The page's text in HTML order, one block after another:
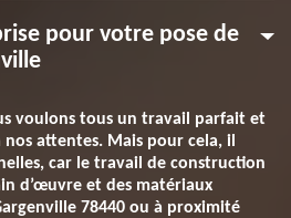
pour votre pose de
voulons tous un travail parfait et
attentes. Mais pour cela, il
car le travail de construction
d’œuvre et des matériaux
78440 ou à proximité